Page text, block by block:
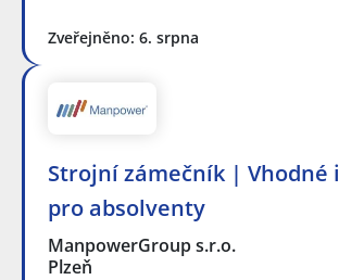
Zveřejněno: 6. srpna
Strojní zámečník | Vhodné i
pro absolventy
ManpowerGroup s.r.o.
Plzeň